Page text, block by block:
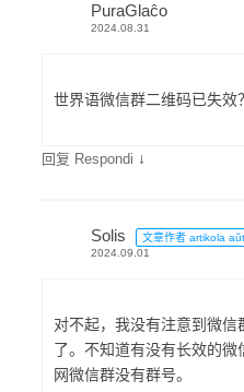
PuraGlaĉo
2024.08.31
世界语微信群二维码已失效？
回复 Respondi ↓
Solis
文章作者 artikola
2024.09.01
对不起，我没有注意到微
了。不知道有没有长效的
网微信群没有群号。